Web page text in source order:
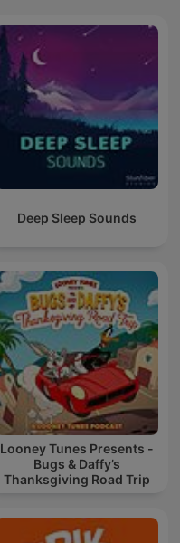
Deep Sleep Sounds
Looney Tunes Presents -
Bugs & Daffy’s
Thanksgiving Road Trip